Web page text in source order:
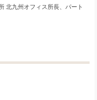
北九州オフィス所長、パート